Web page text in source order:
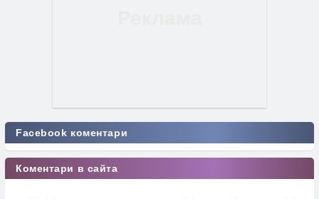
Facebook коментари
Коментари в сайта